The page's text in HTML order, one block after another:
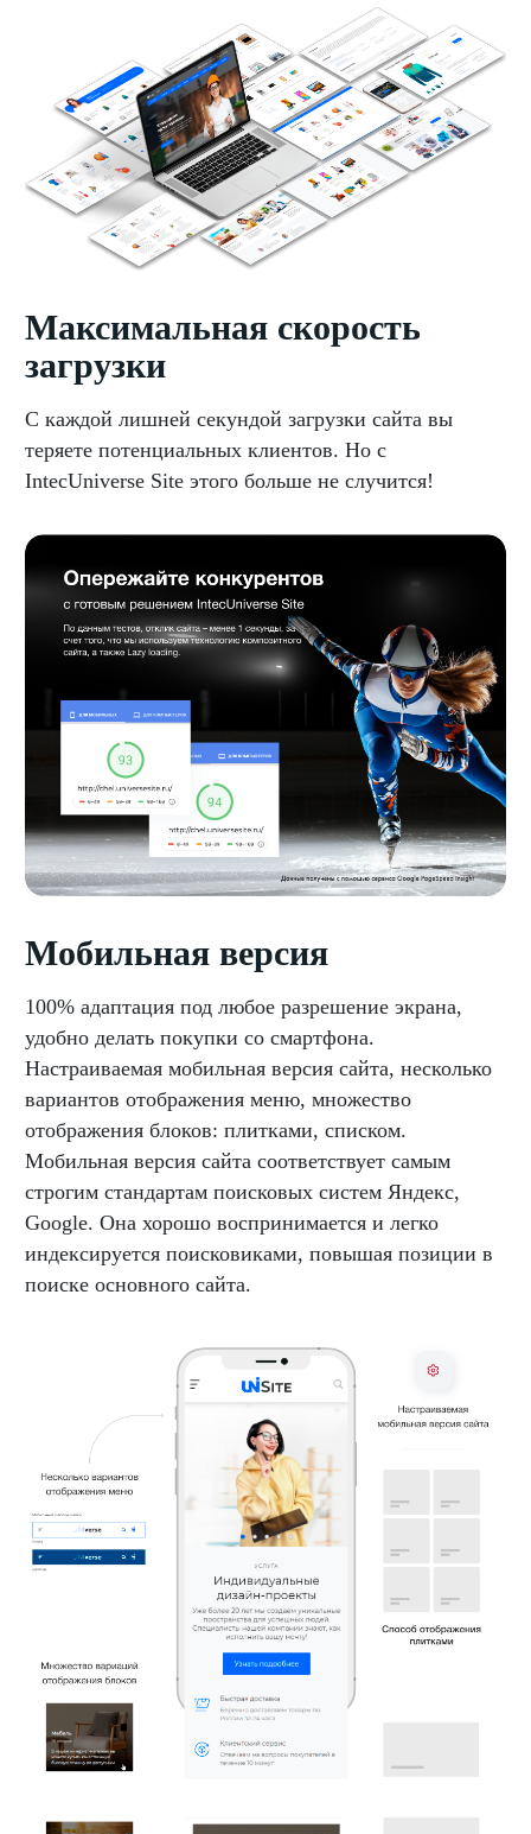
Максимальная скорость
загрузки
С каждой лишней секундой загрузки сайта вы
теряете потенциальных клиентов. Но с
IntecUniverse Site этого больше не случится!
Мобильная версия
100% адаптация под любое разрешение экрана,
удобно делать покупки со смартфона.
Настраиваемая мобильная версия сайта, несколько
вариантов отображения меню, множество
отображения блоков: плитками, списком.
Мобильная версия сайта соответствует самым
строгим стандартам поисковых систем Яндекс,
Google. Она хорошо воспринимается и легко
индексируется поисковиками, повышая позиции в
поиске основного сайта.